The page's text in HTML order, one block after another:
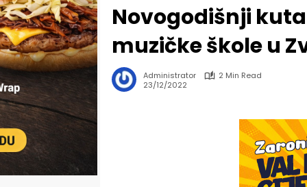
Novogodišnji
muzičke škole u
Administrator
2 Min Read
23/12/2022